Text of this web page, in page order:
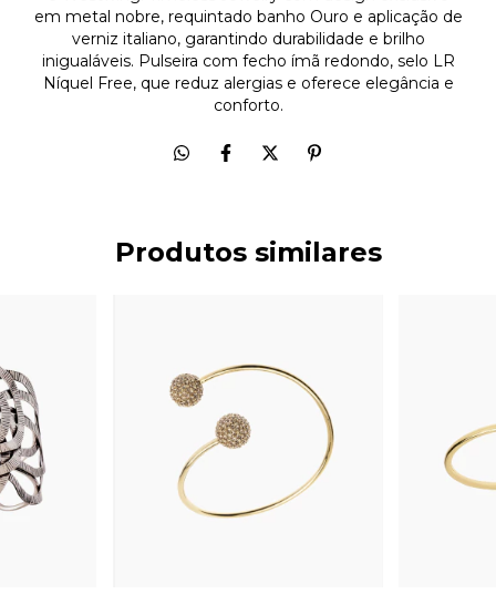
em metal nobre, requintado banho Ouro e aplicação de
verniz italiano, garantindo durabilidade e brilho
inigualáveis. Pulseira com fecho ímã redondo, selo LR
Níquel Free, que reduz alergias e oferece elegância e
conforto.
Produtos similares